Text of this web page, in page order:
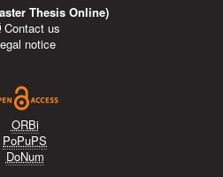
Thesis Online)
Contact us
notice
ORBi
PoPuPS
DoNum